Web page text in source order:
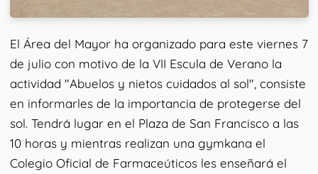
El Área del Mayor ha organizado para este viernes 7
de julio con motivo de la VII Escula de Verano la
actividad "Abuelos y nietos cuidados al sol", consiste
en informarles de la importancia de protegerse del
sol. Tendrá lugar en el Plaza de San Francisco a las
10 horas y mientras realizan una gymkana el
Colegio Oficial de Farmaceúticos les enseñará el